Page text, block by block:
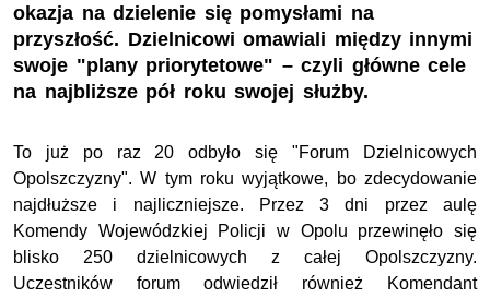
okazja na dzielenie się pomysłami na
przyszłość. Dzielnicowi omawiali między innymi
swoje "plany priorytetowe" – czyli główne cele
na najbliższe pół roku swojej służby.
To już po raz 20 odbyło się "Forum Dzielnicowych
Opolszczyzny". W tym roku wyjątkowe, bo zdecydowanie
najdłuższe i najliczniejsze. Przez 3 dni przez aulę
Komendy Wojewódzkiej Policji w Opolu przewinęło się
blisko 250 dzielnicowych z całej Opolszczyzny.
Uczestników forum odwiedził również Komendant